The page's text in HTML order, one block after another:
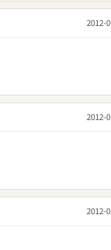
2012-
2012-
2012-